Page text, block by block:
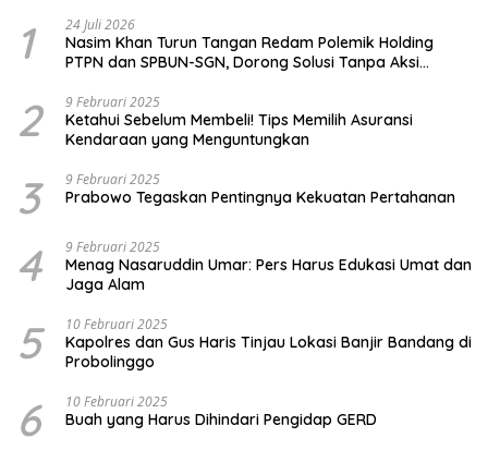
1 24 Juli 2026
Nasim Khan Turun Tangan Redam Polemik Holding
PTPN dan SPBUN-SGN, Dorong Solusi Tanpa Aksi
2 9 Februari 2025
Ketahui Sebelum Membeli! Tips Memilih Asuransi
Kendaraan yang Menguntungkan
3 9 Februari 2025
Prabowo Tegaskan Pentingnya Kekuatan Pertahanan
4 9 Februari 2025
Menag Nasaruddin Umar: Pers Harus Edukasi Umat dan
Jaga Alam
5 10 Februari 2025
Kapolres dan Gus Haris Tinjau Lokasi Banjir Bandang di
Probolinggo
6 10 Februari 2025
Buah yang Harus Dihindari Pengidap GERD